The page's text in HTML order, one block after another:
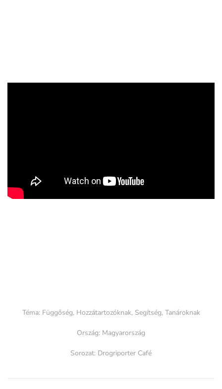
Téma: Függőség, Hozzátartozóknak, Segítség, Tanároknak
Ország: Magyarország
Sorozat: Drogriporter Café